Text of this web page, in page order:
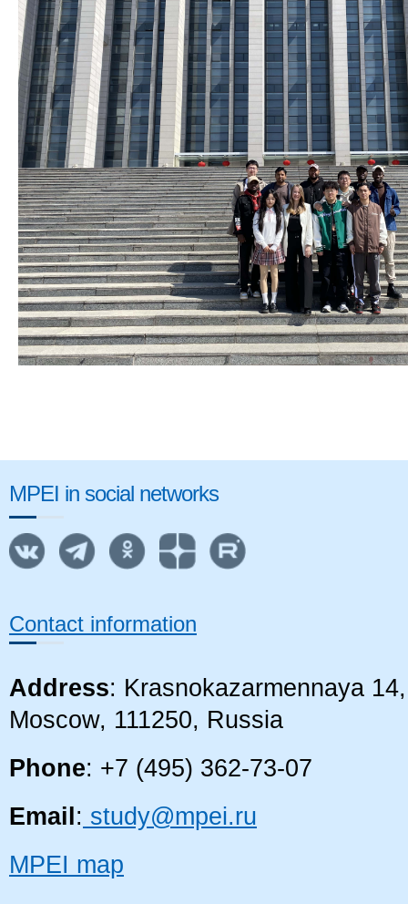
MPEI in social networks
Contact information
Address: Krasnokazarmennaya
Moscow, 111250, Russia
Phone: +7 (495) 362-73-07
Email : study@mpei.ru
MPEI map